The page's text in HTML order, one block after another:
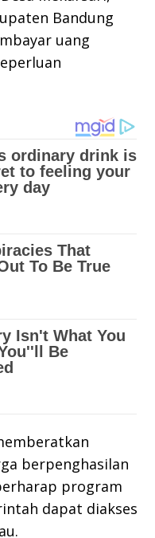
Bandung
uang
berpenghasilan
program
dapat diakses